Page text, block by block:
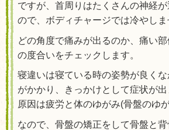
ですが、首周りはたくさんの神経
ので、ボディチャージでは冷やしま
どの角度で痛みが出るのか、痛い
の度合いをチェックします。
寝違いは寝ている時の姿勢が良く
がかかり、きっかけとして症状が
原因は疲労と体のゆがみ(骨盤のゆが
なので、骨盤の矯正をして骨盤と